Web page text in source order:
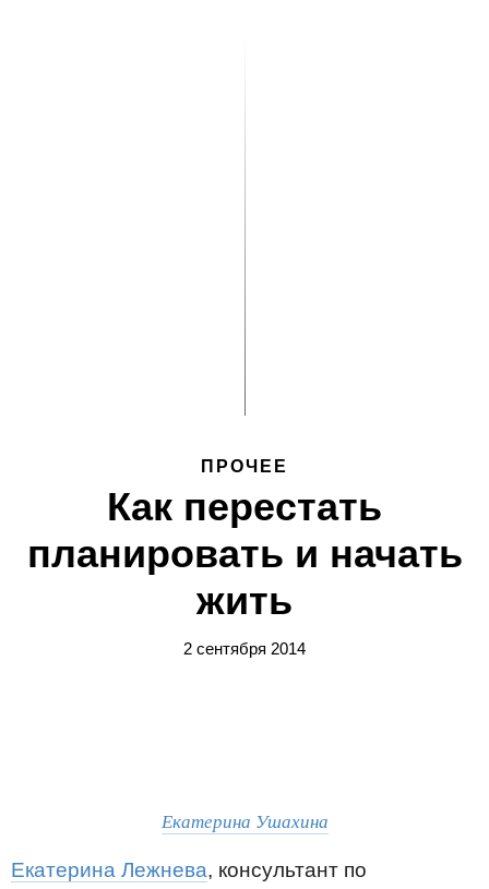
ПРОЧЕЕ
Как перестать
планировать и начать
жить
2 сентября 2014
Екатерина Ушахина
Екатерина Лежнева, консультант по